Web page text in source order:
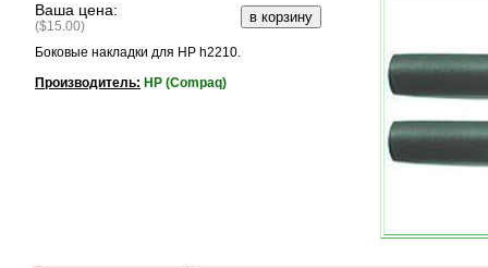
Ваша цена:
($15.00)
Боковые накладки для HP h2210.
Производитель: HP (Compaq)